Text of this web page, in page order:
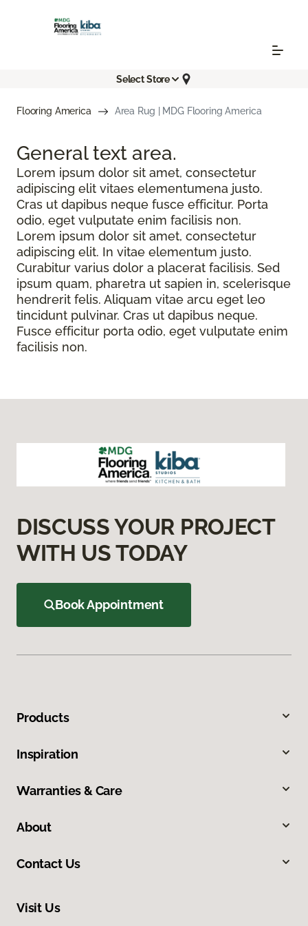
Select Store
Flooring America Area Rug | MDG Flooring America
General text area.
Lorem ipsum dolor sit amet, consectetur
adipiscing elit vitaes elementumena justo.
Cras ut dapibus neque fusce efficitur. Porta
odio, eget vulputate enim facilisis non.
Lorem ipsum dolor sit amet, consectetur
adipiscing elit. In vitae elementum justo.
Curabitur varius dolor a placerat facilisis. Sed
ipsum quam, pharetra ut sapien in, scelerisque
hendrerit felis. Aliquam vitae arcu eget leo
tincidunt pulvinar. Cras ut dapibus neque.
Fusce efficitur porta odio, eget vulputate enim
facilisis non.
DISCUSS YOUR PROJECT
WITH US TODAY
Book Appointment
Products
Inspiration
Warranties & Care
About
Contact Us
Visit Us